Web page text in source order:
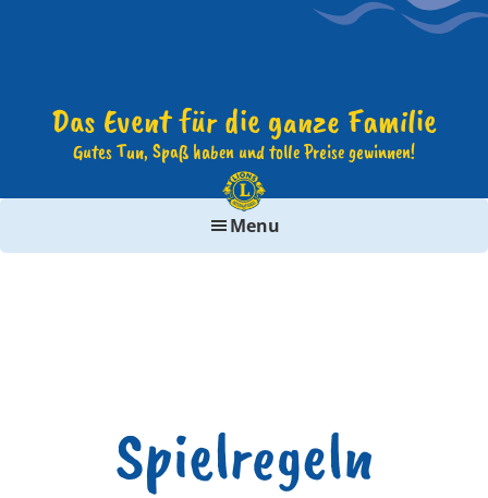
Das Event für die ganze Familie
Gutes Tun, Spaß haben und tolle Preise gewinnen!
Menu
Spielregeln